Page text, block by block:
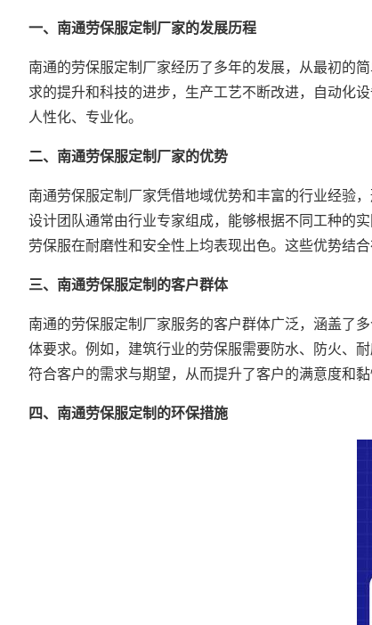
一、南通劳保服定制厂家的发展历程
南通的劳保服定制厂家经历了多年的发展，从最初的
求的提升和科技的进步，生产工艺不断改进，自动化
人性化、专业化。
二、南通劳保服定制厂家的优势
南通劳保服定制厂家凭借地域优势和丰富的行业经验
设计团队通常由行业专家组成，能够根据不同工种的
劳保服在耐磨性和安全性上均表现出色。这些优势结
三、南通劳保服定制的客户群体
南通的劳保服定制厂家服务的客户群体广泛，涵盖了
体要求。例如，建筑行业的劳保服需要防水、防火、
符合客户的需求与期望，从而提升了客户的满意度和黏
四、南通劳保服定制的环保措施